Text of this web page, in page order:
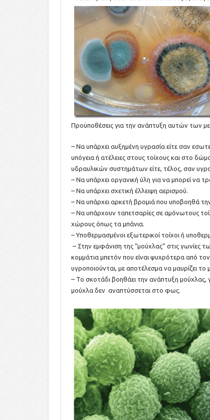
Προϋποθέσεις για την ανάπτυξη αυτών των
– Να υπάρχει αυξημένη υγρασία είτε σαν
υπόγεια ή ατέλειες στους τοίχους και στο
υδραυλικών συστημάτων είτε, τέλος, σαν
– Να υπάρχει οργανική ύλη για να μπορεί να
– Να υπάρχει σχετική έλλειψη αερισμού.
– Να υπάρχει αρκετή βρομιά που υποβοηθά
– Να υπάρχουν ταπετσαρίες σε αμόνωτους
χώρους όπως τα μπάνια.
– Υποθερμασμένοι εξωτερικοί τοίχοι ή
– Στην εμφάνιση της “μούχλας” στις γωνίες
κομμάτια μπετόν που είναι ψυχρότερα από τον
υγροποιούνται, με αποτέλεσμα να μαυρίζει το
– Το σκοτάδι βοηθάει την ανάπτυξη μούχλας,
μούχλα δεν αναπτύσσεται στο φως.